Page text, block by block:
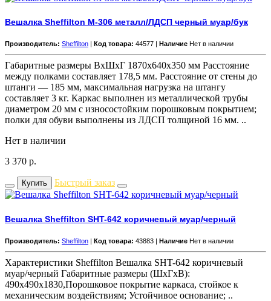
Вешалка Sheffilton M-306 металл/ЛДСП черный муар/бук
Производитель: Sheffilton Код товара: 44577 | Наличие Нет в наличии
Габаритные размеры ВхШхГ 1870x640x350 мм Расстояние
между полками составляет 178,5 мм. Расстояние от стены до
штанги — 185 мм, максимальная нагрузка на штангу
составляет 3 кг. Каркас выполнен из металлической трубы
диаметром 20 мм с износостойким порошковым покрытием;
полки для обуви выполнены из ЛДСП толщиной 16 мм. ..
Нет в наличии
3 370 р.
Купить Быстрый заказ
Вешалка Sheffilton SHT-642 коричневый муар/черный
Производитель: Sheffilton | Код товара: 43883 | Наличие Нет в наличии
Характеристики Sheffilton Вешалка SHT-642 коричневый
муар/черный Габаритные размеры (ШхГхВ):
490x490x1830,Порошковое покрытие каркаса, стойкое к
механическим воздействиям; Устойчивое основание; ..